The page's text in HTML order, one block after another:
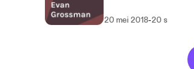
20 mei 2018-20 s